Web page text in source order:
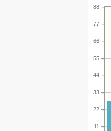
11
22
33
44
55
66
77
88